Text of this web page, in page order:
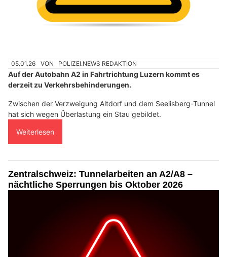
05.01.26 VON POLIZEI.NEWS REDAKTION
Auf der Autobahn A2 in Fahrtrichtung Luzern kommt es
derzeit zu Verkehrsbehinderungen.
Zwischen der Verzweigung Altdorf und dem Seelisberg-Tunnel
hat sich wegen Überlastung ein Stau gebildet.
Weiterlesen
Zentralschweiz: Tunnelarbeiten an A2/A8 –
nächtliche Sperrungen bis Oktober 2026